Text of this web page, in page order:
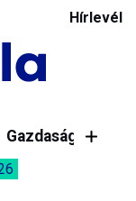
Hírlevél
Gazdaság